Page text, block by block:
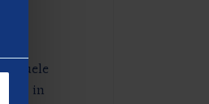
actuele
op in